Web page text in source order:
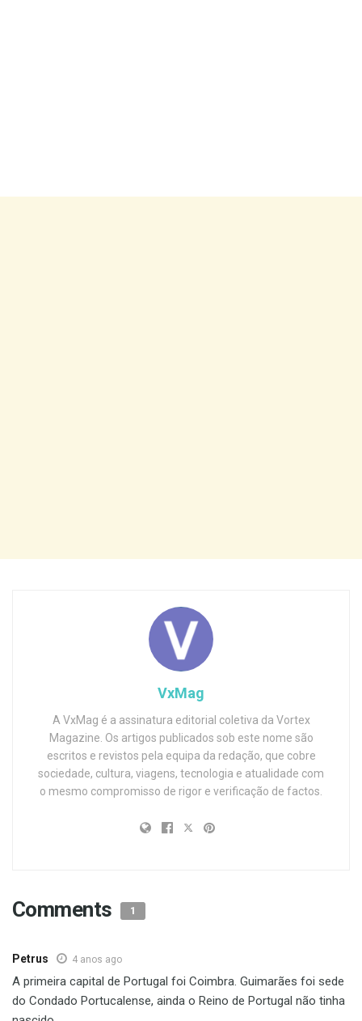
VxMag
A VxMag é a assinatura editorial coletiva da Vortex
Magazine. Os artigos publicados sob este nome são
escritos e revistos pela equipa da redação, que cobre
sociedade, cultura, viagens, tecnologia e atualidade com
o mesmo compromisso de rigor e verificação de factos.
Comments 1
Petrus 4 anos ago
A primeira capital de Portugal foi Coimbra. Guimarães foi sede
do Condado Portucalense, ainda o Reino de Portugal não tinha